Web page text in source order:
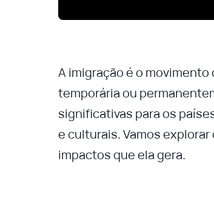
A imigração é o
temporária ou
significativas para os
e culturais. Vamos
impactos que ela gera.